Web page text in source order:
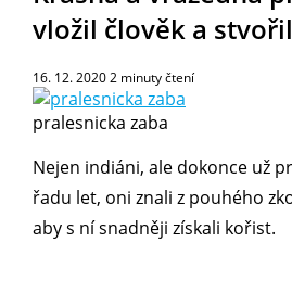
vložil člověk a
16. 12. 20202 minuty čtení
pralesnicka zaba
Nejen indiáni, ale dokonce už
řadu let, oni znali z pouhého
aby s ní snadněji získali kořist.